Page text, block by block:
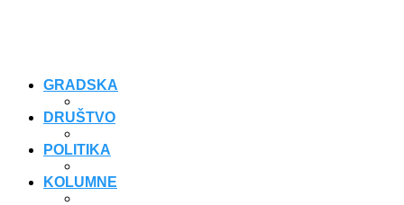
GRADSKA
DRUŠTVO
POLITIKA
KOLUMNE